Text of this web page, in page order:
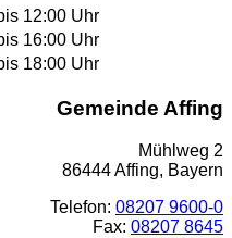
12:00 Uhr
16:00 Uhr
18:00 Uhr
Gemeinde Affing
Mühlweg 2
86444 Affing, Bayern
Telefon: 08207 9600-0
Fax: 08207 8645